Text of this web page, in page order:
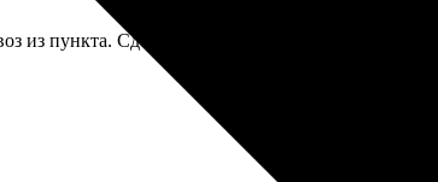
из пункта. Сделали за день, цена обычная. В